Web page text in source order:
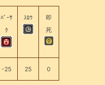
ﾊﾞｰｻ
ｸ
ｽﾛｳ
即
死
-25 25 0